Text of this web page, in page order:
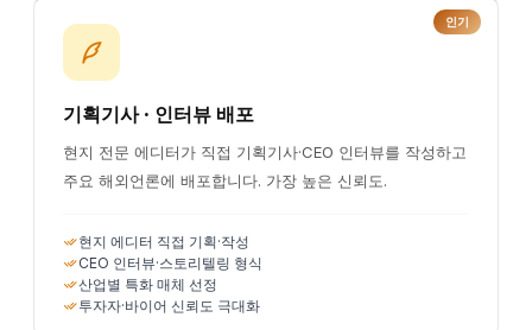
인기
기획기사 · 인터뷰 배포
현지 전문 에디터가 직접 기획기사·CEO 인터뷰를 작성하고
주요 해외언론에 배포합니다. 가장 높은 신뢰도.
현지 에디터 직접 기획·작성
CEO 인터뷰·스토리텔링 형식
산업별 특화 매체 선정
투자자·바이어 신뢰도 극대화